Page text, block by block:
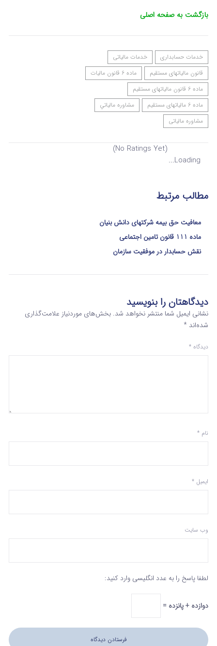
بازگشت به صفحه اصلی
خدمات حسابداری
خدمات مالیاتی
قانون مالیاتهای مستقیم
ماده 6 قانون مالیات
ماده 6 قانون مالیاتهای مستقیم
ماده 6 مالیاتهای مستقیم
مشاوره مالياتي
مشاوره مالیاتی
(No Ratings Yet)
Loading...
مطالب مرتبط
معافیت حق بیمه شرکتهای دانش بنیان
ماده 111 قانون تامین اجتماعی
نقش حسابدار در موفقیت سازمان
دیدگاهتان را بنویسید
نشانی ایمیل شما منتشر نخواهد شد. بخش‌های موردنیاز علامت‌گذاری
شده‌اند *
دیدگاه *
نام *
ایمیل *
وب‌ سایت
لطفا پاسخ را به عدد انگلیسی وارد کنید:
دوازده + پانزده =